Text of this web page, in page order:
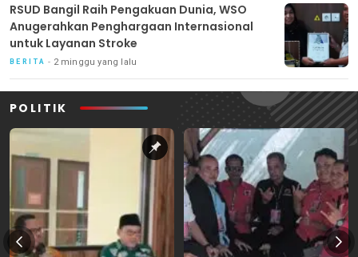
RSUD Bangil Raih Pengakuan Dunia, WSO
Anugerahkan Penghargaan Internasional
untuk Layanan Stroke
BERITA 2 minggu yang lalu
POLITIK